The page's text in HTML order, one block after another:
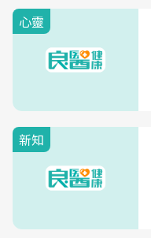
心靈
新知